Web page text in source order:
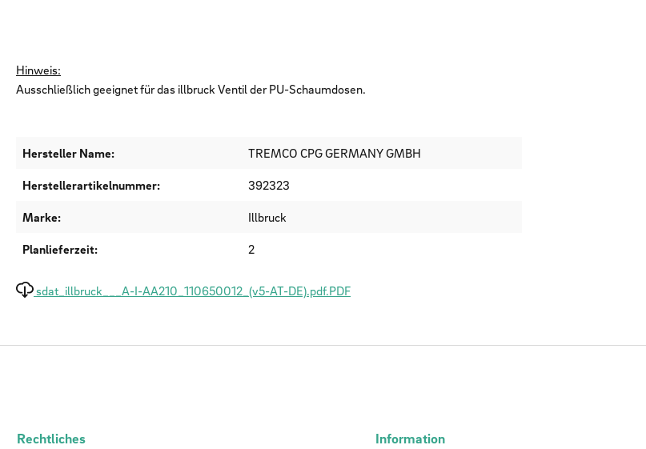
Hinweis:
Ausschließlich geeignet für das illbruck Ventil der PU-Schaumdosen.
Hersteller Name:
TREMCO CPG GERMANY GMBH
Herstellerartikelnummer:
392323
Marke:
Illbruck
Planlieferzeit:
2
sdat_illbruck___A-I-AA210_110650012_(v5-AT-DE).pdf.PDF
Rechtliches Information